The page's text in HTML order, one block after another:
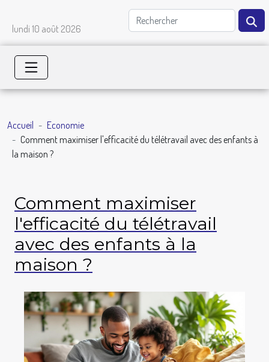
lundi 10 août 2026
Accueil
Economie
Comment maximiser l'efficacité du télétravail avec des enfants à
la maison ?
Comment maximiser
l'efficacité du télétravail
avec des enfants à la
maison ?